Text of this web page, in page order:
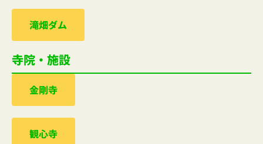
滝畑ダム
寺院・施設
金剛寺
観心寺